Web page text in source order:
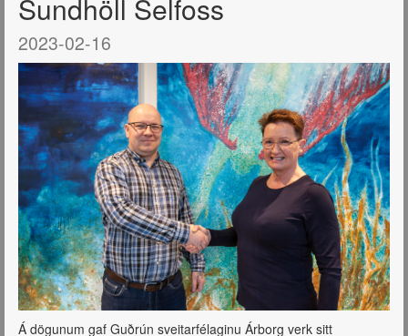
Sundhöll Selfoss
2023-02-16
Á dögunum gaf Guðrún sveitarfélaginu Árborg verk sitt